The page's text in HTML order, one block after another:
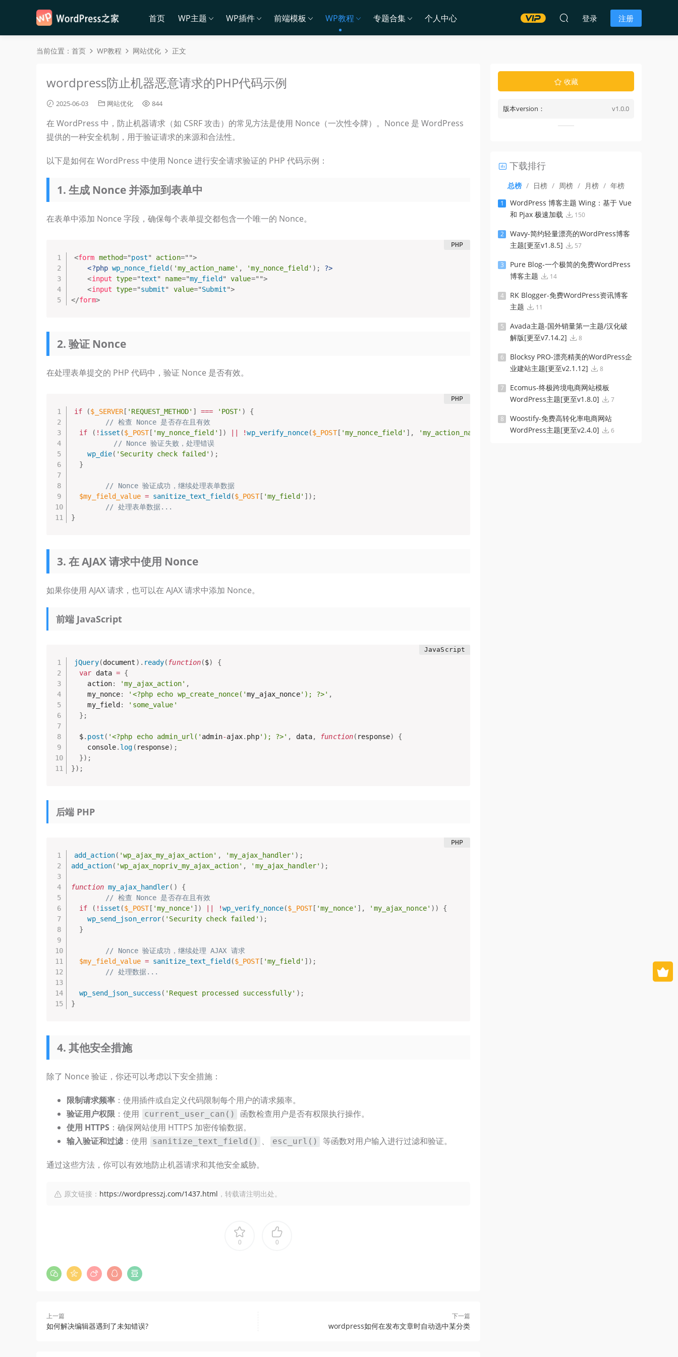
首页 WP主题 WP插件 前端模板 WP教程 专题合集 个人中心 登录 注册
当前位置： 首页 WP教程 网站优化 正文
wordpress防止机器恶意请求的PHP代码示例
2025-06-03 网站优化 844
在 WordPress 中，防止机器请求（如 CSRF 攻击）的常见方法是使用 Nonce（一次性令牌）。Nonce 是 WordPress
提供的一种安全机制，用于验证请求的来源和合法性。
以下是如何在 WordPress 中使用 Nonce 进行安全请求验证的 PHP 代码示例：
1. 生成 Nonce 并添加到表单中
在表单中添加 Nonce 字段，确保每个表单提交都包含一个唯一的 Nonce。
<form method="post" action="">
<?php wp_nonce_field( 'my_action_name' , 'my_nonce_field' ) ;
?>
<input type="text" name="my_field" value="">
<input type="submit" value="Submit">
</form>
2. 验证 Nonce
在处理表单提交的 PHP 代码中，验证 Nonce 是否有效。
if ($_SERVER[ 'REQUEST_METHOD' ] === 'POST' )
{
// 检查 Nonce 是否存在且有效
if
( ! isset ($_POST[ 'my_nonce_field' ] ) || !wp_verify_nonce($_POST[ 'my_nonce_field' ] , 'my_action_name'
// Nonce 验证失败，处理错误
wp_die( 'Security check failed' ) ;
}
// Nonce 验证成功，继续处理表单数据
$my_field_value = sanitize_text_field($_POST[ 'my_field' ] ) ;
// 处理表单数据...
}
3. 在 AJAX 请求中使用 Nonce
如果你使用 AJAX 请求，也可以在 AJAX 请求中添加 Nonce。
前端 JavaScript
jQuery(document ) . ready( function($)
{
var data = {
    action
: 'my_ajax_action' ,
    my_nonce
: '<?php echo wp_create_nonce('my_ajax_nonce'); ?>' ,
    my_field
:
'some_value'
} ;
  $
. post ( '<?php echo admin_url(' admin-ajax. php'); ?>' , data, function( response)
{
    console
. log ( response) ;
}) ;
}) ;
后端 PHP
add_action( 'wp_ajax_my_ajax_action' , 'my_ajax_handler' ) ;
add_action( 'wp_ajax_nopriv_my_ajax_action' , 'my_ajax_handler' ) ;
function my_ajax_handler( )
{
// 检查 Nonce 是否存在且有效
if
( ! isset ($_POST[ 'my_nonce' ] ) || !wp_verify_nonce($_POST[ 'my_nonce' ] , 'my_ajax_nonce' ) )
{
wp_send_json_error( 'Security check failed' ) ;
}
// Nonce 验证成功，继续处理 AJAX 请求
$my_field_value = sanitize_text_field($_POST[ 'my_field' ] ) ;
// 处理数据...
wp_send_json_success ( 'Request processed successfully' ) ;
}
4. 其他安全措施
除了 Nonce 验证，你还可以考虑以下安全措施：
限制请求频率 ：使用插件或自定义代码限制每个用户的请求频率。
验证用户权限 ：使用 current_user_can()
函数检查用户是否有权限执行操作。
使用 HTTPS ：确保网站使用 HTTPS 加密传输数据。
输入验证和过滤：使用 sanitize_text_field() 、 esc_url() 等函数对用户输入进行过滤和验证。
通过这些方法，你可以有效地防止机器请求和其他安全威胁。
原文链接： https://wordpresszj.com/1437.html ，转载请注明出处。
0 0
上一篇
如何解决编辑器遇到了未知错误?
下一篇
wordpress如何在发布文章时自动选中某分类
收藏
版本version： v1.0.0
下载排行
总榜 / 日榜 / 周榜 / 月榜 / 年榜
1
WordPress 博客主题 Wing：基于 Vue
和 Pjax 极速加载
150
2
Wavy-简约轻量漂亮的WordPress博客
主题[更至v1.8.5]
57
3
Pure Blog-一个极简的免费WordPress
博客主题
14
4
RK Blogger-免费WordPress资讯博客
主题
11
5
Avada主题-国外销量第一主题/汉化破
解版[更至v7.14.2]
8
6
Blocksy PRO-漂亮精美的WordPress企
业建站主题[更至v2.1.12]
8
7
Ecomus-终极跨境电商网站模板
WordPress主题[更至v1.8.0]
7
8
Woostify-免费高转化率电商网站
WordPress主题[更至v2.4.0]
6